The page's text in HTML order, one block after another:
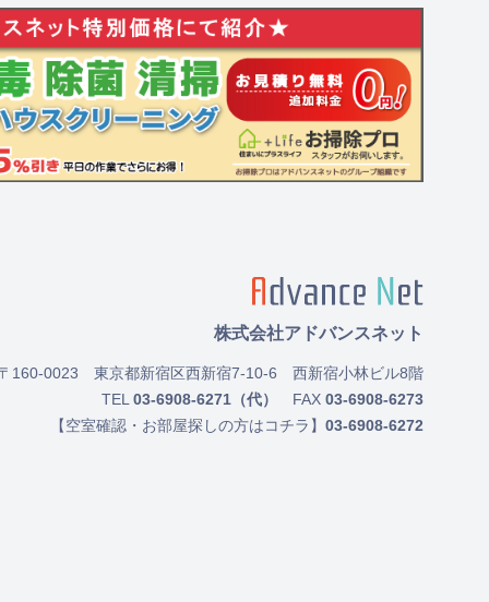
株式会社アドバンスネット
160-0023 東京都新宿区西新宿7-10-6 西新宿小林ビル8階
TEL03-6908-6271（代） FAX 03-6908-6273
【空室確認・お部屋探しの方はコチラ】 03-6908-6272